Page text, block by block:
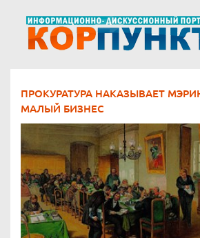
ПРОКУРАТУРА НАКАЗЫВАЕТ
МАЛЫЙ БИЗНЕС